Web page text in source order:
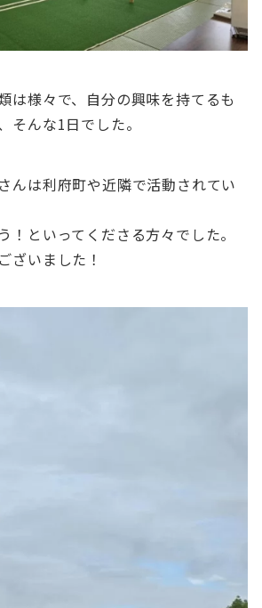
は様々で、自分の興味を持てるも
そんな1日でした。
んは利府町や近隣で活動されてい
！といってくださる方々でした。
ざいました！